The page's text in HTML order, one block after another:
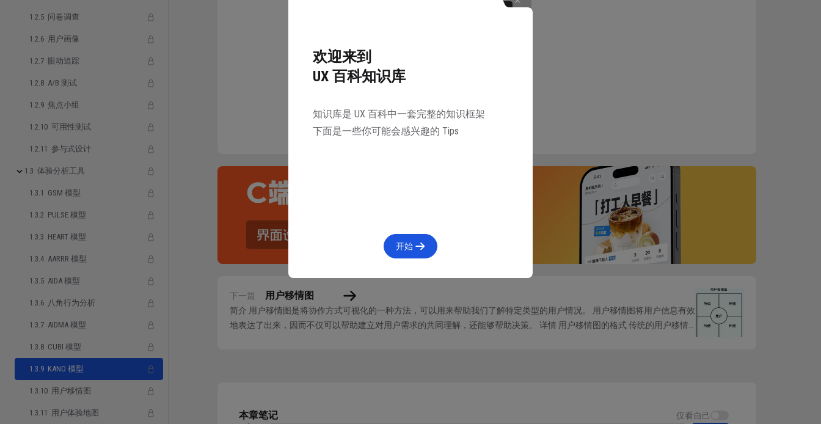
1.2.5 问卷调查
1.2.6 用户画像
1.2.7 眼动追踪
1.2.8 A/B 测试
1.2.9 焦点小组
1.2.10 可用性测试
1.2.11 参与式设计
1.3 体验分析工具
1.3.1 GSM 模型
1.3.2 PULSE 模型
1.3.3 HEART 模型
1.3.4 AARRR 模型
1.3.5 AIDA 模型
1.3.6 八角行为分析
1.3.7 AIDMA 模型
1.3.8 CUBI 模型
1.3.9 KANO 模型
1.3.10 用户移情图
1.3.11 用户体验地图
1982 年日本质量管理大会第 12 届年会上宣读了《魅力质量与必备质量》的研究报告，正式确立了 KANO 模型的基
对用户需求分类和优先排序的有用工具，以分析用户需求对用户满意的影响为基础，体现了产品性能和用户满意之
翻译一下就是一个帮助我们定义 “需求影响力” 的工具，通过定义评价的标准，来衡量每条需求可能对用户造成的实
质影响。
KANO 中定义了 5 个基本的需求模型，即
，通过一定的分析步骤对每个属性进
行打分，最终搞明它属于哪一类型。
这么做的目的，是为了辅助我们更好的理解需求的有效用，为后续需求的优先级、工期、精细度安排做参考。有了
在 KANO 模型的理念中，产品功能、服务的完成度，与用户满意度的相关性并不完全一致，可能功能非常出色完善
但用户并不买账，也可能做的非常简陋但是备受用户吹捧，以及其他一些可能更复杂的情况。
下一篇 用户移情图
简介 用户移情图是将协作方式可视化的一种方法，可以用来帮助我们了解特定类型的用户情况。 用户移情图将用户信息有效
地表达了出来，因而不仅可以帮助建立对用户需求的共同理解，还能够帮助决策。 详情 用户移情图的格式 传统的用户移情
本章笔记 仅看自己
欢迎来到
UX 百科知识库
知识库是 UX 百科中一套完整的知识框架
下面是一些你可能会感兴趣的 Tips
开始